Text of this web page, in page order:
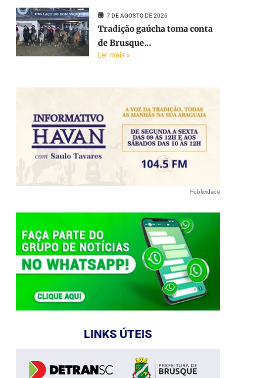
7 DE AGOSTO DE 2026
Tradição gaúcha toma conta
de Brusque...
Ler mais »
Publicidade
LINKS ÚTEIS